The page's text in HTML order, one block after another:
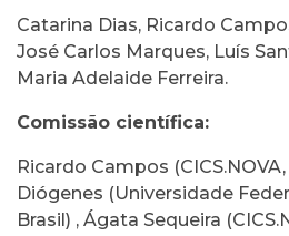
Catarina Dias, Ricardo
José Carlos Marques, Luís
Maria Adelaide Ferreira.
Comissão científica:
Ricardo Campos (CICS.NOVA,
Diógenes (Universidade
Brasil) , Ágata Sequeira